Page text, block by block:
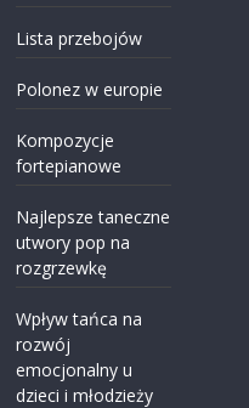
Lista przebojów
Polonez w europie
Kompozycje
fortepianowe
Najlepsze taneczne
utwory pop na
rozgrzewkę
Wpływ tańca na
rozwój
emocjonalny u
dzieci i młodzieży